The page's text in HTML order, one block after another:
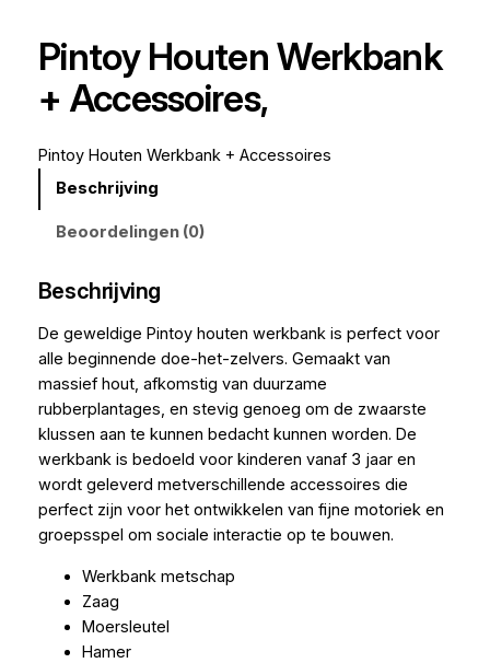
Pintoy Houten Werkbank
+ Accessoires,
Pintoy Houten Werkbank + Accessoires
Beschrijving
Beoordelingen (0)
Beschrijving
De geweldige Pintoy houten werkbank is perfect voor
alle beginnende doe-het-zelvers. Gemaakt van
massief hout, afkomstig van duurzame
rubberplantages, en stevig genoeg om de zwaarste
klussen aan te kunnen bedacht kunnen worden. De
werkbank is bedoeld voor kinderen vanaf 3 jaar en
wordt geleverd metverschillende accessoires die
perfect zijn voor het ontwikkelen van fijne motoriek en
groepsspel om sociale interactie op te bouwen.
Werkbank metschap
Zaag
Moersleutel
Hamer